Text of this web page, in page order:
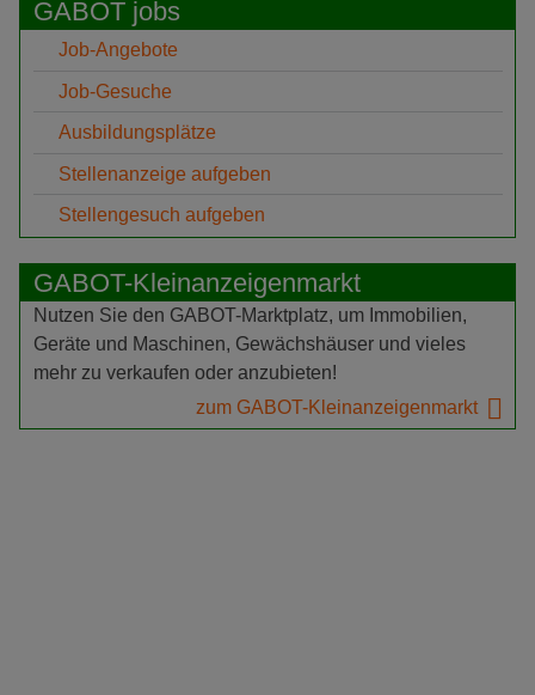
GABOT jobs
Job-Angebote
Job-Gesuche
Ausbildungsplätze
Stellenanzeige aufgeben
Stellengesuch aufgeben
GABOT-Kleinanzeigenmarkt
Nutzen Sie den GABOT-Marktplatz, um Immobilien,
Geräte und Maschinen, Gewächshäuser und vieles
mehr zu verkaufen oder anzubieten!
zum GABOT-Kleinanzeigenmarkt